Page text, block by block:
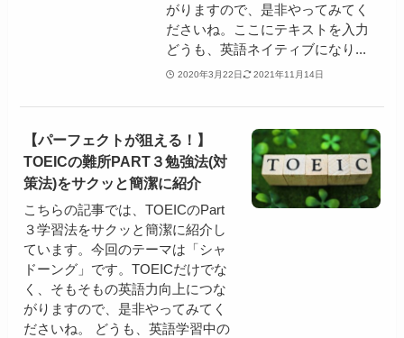
がりますので、是非やってみてく
ださいね。ここにテキストを入力
どうも、英語ネイティブになり...
2020年3月22日 2021年11月14日
【パーフェクトが狙える！】
TOEICの難所PART３勉強法(対
策法)をサクッと簡潔に紹介
こちらの記事では、TOEICのPart
３学習法をサクッと簡潔に紹介し
ています。今回のテーマは「シャ
ドーング」です。TOEICだけでな
く、そもそもの英語力向上につな
がりますので、是非やってみてく
ださいね。 どうも、英語学習中の